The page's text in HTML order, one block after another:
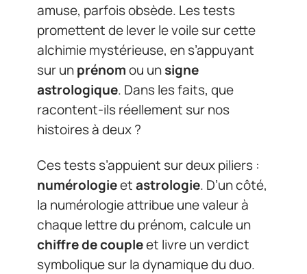
amuse, parfois obsède. Les tests
promettent de lever le voile sur cette
alchimie mystérieuse, en s’appuyant
sur unprénomou unsigne
astrologique. Dans les faits, que
racontent-ils réellement sur nos
histoires à deux ?
Ces tests s’appuient sur deux piliers :
numérologieetastrologie. D’un côté,
la numérologie attribue une valeur à
chaque lettre du prénom, calcule un
chiffre de coupleet livre un verdict
symbolique sur la dynamique du duo.